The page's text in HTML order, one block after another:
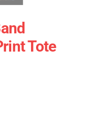
Tote